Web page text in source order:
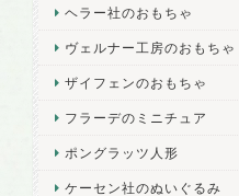
ヘラー社のおもちゃ
ヴェルナー工房のおもちゃ
ザイフェンのおもちゃ
フラーデのミニチュア
ポングラッツ人形
ケーセン社のぬいぐるみ